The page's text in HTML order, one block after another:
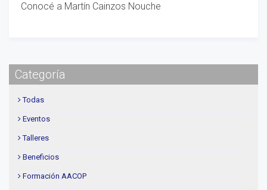
Conocé a Martín Cainzos Nouche
Categoría
Todas
Eventos
Talleres
Beneficios
Formación AACOP